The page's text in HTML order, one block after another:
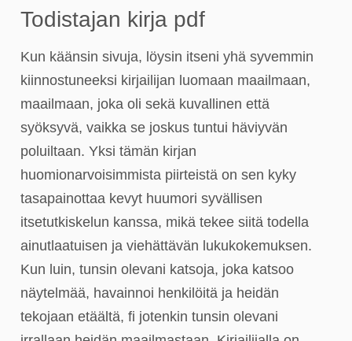
Todistajan kirja pdf
Kun käänsin sivuja, löysin itseni yhä syvemmin
kiinnostuneeksi kirjailijan luomaan maailmaan,
maailmaan, joka oli sekä kuvallinen että
syöksyvä, vaikka se joskus tuntui häviyvän
poluiltaan. Yksi tämän kirjan
huomionarvoisimmista piirteistä on sen kyky
tasapainottaa kevyt huumori syvällisen
itsetutkiskelun kanssa, mikä tekee siitä todella
ainutlaatuisen ja viehättävän lukukokemuksen.
Kun luin, tunsin olevani katsoja, joka katsoo
näytelmää, havainnoi henkilöitä ja heidän
tekojaan etäältä, fi jotenkin tunsin olevani